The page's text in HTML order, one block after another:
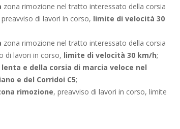
zona rimozione nel tratto interessato della corsia
di lavori in corso, limite di velocità 30
zona rimozione nel tratto interessato della corsia
di lavori in corso, limite di velocità 30 km/h;
e della corsia di marcia veloce nel
e del Corridoi C5;
rimozione, preavviso di lavori in corso, limite